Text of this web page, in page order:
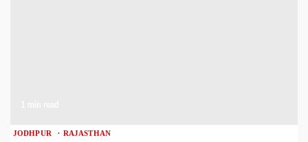
JODHPUR RAJASTHAN